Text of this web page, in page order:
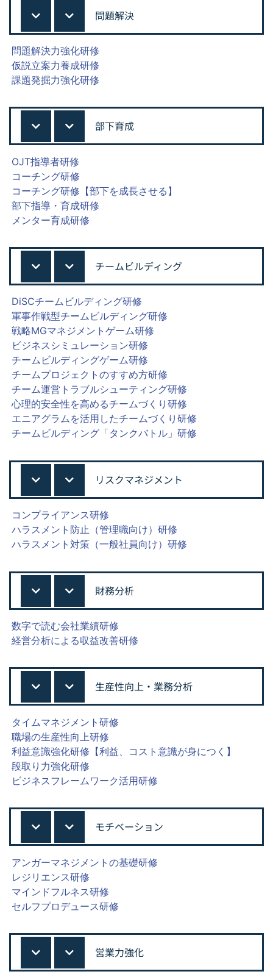
問題解決
問題解決力強化研修
仮説立案力養成研修
課題発掘力強化研修
部下育成
OJT指導者研修
コーチング研修
コーチング研修【部下を成長させる】
部下指導・育成研修
メンター育成研修
チームビルディング
DiSCチームビルディング研修
軍事作戦型チームビルディング研修
戦略MGマネジメントゲーム研修
ビジネスシミュレーション研修
チームビルディングゲーム研修
チームプロジェクトのすすめ方研修
チーム運営トラブルシューティング研修
心理的安全性を高めるチームづくり研修
エニアグラムを活用したチームづくり研修
チームビルディング「タンクバトル」研修
リスクマネジメント
コンプライアンス研修
ハラスメント防止（管理職向け）研修
ハラスメント対策（一般社員向け）研修
財務分析
数字で読む会社業績研修
経営分析による収益改善研修
生産性向上・業務分析
タイムマネジメント研修
職場の生産性向上研修
利益意識強化研修【利益、コスト意識が身につく】
段取り力強化研修
ビジネスフレームワーク活用研修
モチベーション
アンガーマネジメントの基礎研修
レジリエンス研修
マインドフルネス研修
セルフプロデュース研修
営業力強化